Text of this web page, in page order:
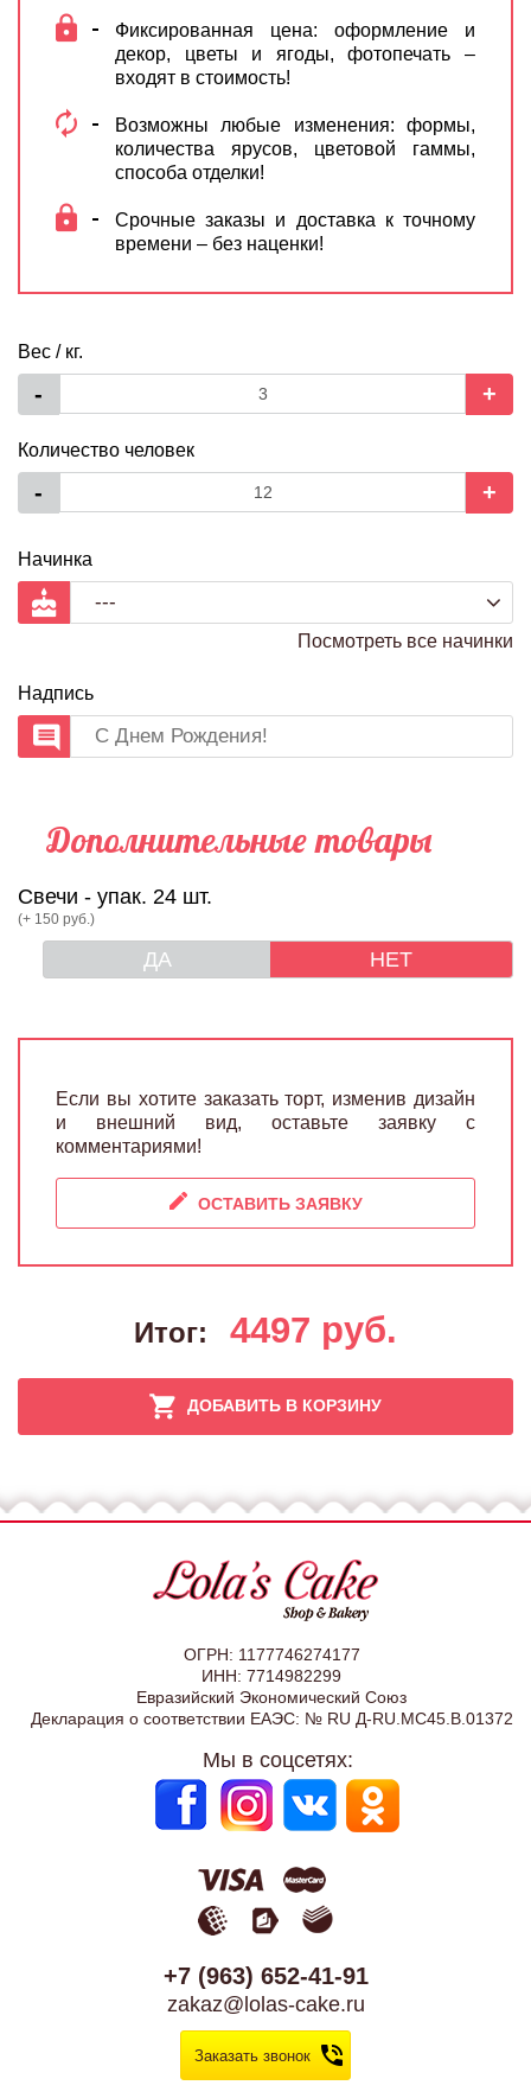
Фиксированная цена: оформление и
декор, цветы и ягоды, фотопечать –
входят в стоимость!
Возможны любые изменения: формы,
количества ярусов, цветовой гаммы,
способа отделки!
Срочные заказы и доставка к точному
времени – без наценки!
Вес / кг.
- +
Количество человек
- +
Начинка
Посмотреть все начинки
Надпись
Дополнительные товары
Свечи - упак. 24 шт.
(+ 150 руб.)
ДА НЕТ
Если вы хотите заказать торт, изменив дизайн
и внешний вид, оставьте заявку с
комментариями!
ОСТАВИТЬ ЗАЯВКУ
Итог: 4497 руб.
ДОБАВИТЬ В КОРЗИНУ
ОГРН: 1177746274177
ИНН: 7714982299
Евразийский Экономический Союз
Декларация о соответствии ЕАЭС: № RU Д-RU.МС45.В.01372
Мы в соцсетях:
+7 (963) 652-41-91
zakaz@lolas-cake.ru
Заказать звонок